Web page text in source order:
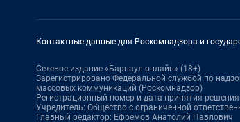
Контактные данные для Роскомнадзора и
Сетевое издание «Барнаул онлайн» (18+)
Зарегистрировано Федеральной службой по
массовых коммуникаций (Роскомнадзор)
Регистрационный номер и дата принятия
Учредитель: Общество с ограниченной
Главный редактор: Ефремов Анатолий Павлович